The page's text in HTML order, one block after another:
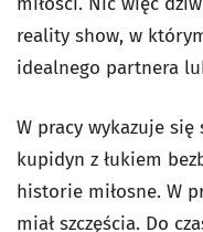
reality show, w
idealnego partnera
W pracy wykazuje się
kupidyn z łukiem
historie miłosne. W
miał szczęścia. Do